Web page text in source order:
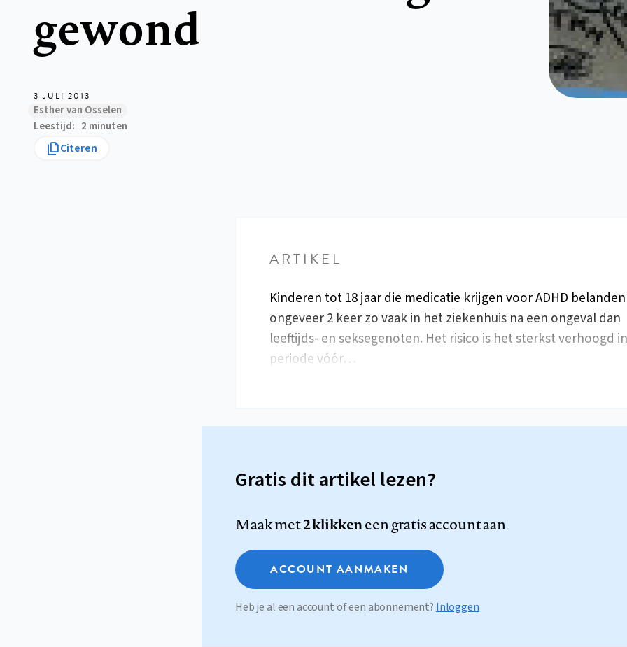
gewond
3 JULI 2013
Esther van Osselen
Leestijd
2 minuten
Citeren
ARTIKEL
Kinderen tot 18 jaar die medicatie krijgen voor ADHD belanden
ongeveer 2 keer zo vaak in het ziekenhuis na een ongeval dan
leeftijds- en seksegenoten. Het risico is het sterkst verhoogd
periode vóór…
Gratis dit artikel lezen?
Maak met2 klikkeneen gratis account aan
ACCOUNT AANMAKEN
Heb je al een account of een abonnement? Inloggen